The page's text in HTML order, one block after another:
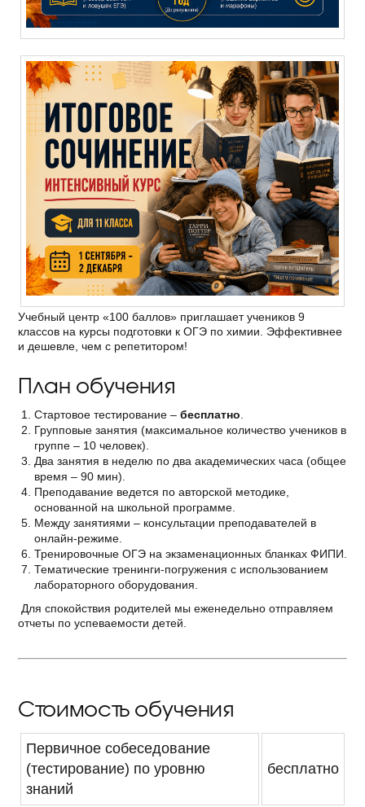
Учебный центр «100 баллов» приглашает учеников 9
классов на курсы подготовки к ОГЭ по химии. Эффективнее
и дешевле, чем с репетитором!
План обучения
Стартовое тестирование – бесплатно
Групповые занятия (максимальное количество учеников в
группе – 10 человек).
Два занятия в неделю по два академических часа (общее
время – 90 мин).
Преподавание ведется по авторской методике,
основанной на школьной программе.
Между занятиями – консультации преподавателей в
онлайн-режиме.
Тренировочные ОГЭ на экзаменационных бланках ФИПИ.
Тематические тренинги-погружения с использованием
лабораторного оборудования.
Для спокойствия родителей мы еженедельно отправляем
отчеты по успеваемости детей.
Стоимость обучения
Первичное собеседование
(тестирование) по уровню
знаний
бесплатно